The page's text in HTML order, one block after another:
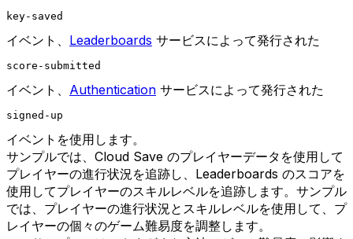
key-saved
イベント、 Leaderboards サービスによって発行された
score-submitted
イベント、 Authentication サービスによって発行された
signed-up
イベントを使用します。
サンプルでは、Cloud Save のプレイヤーデータを使用して
プレイヤーの進行状況を追跡し、Leaderboards のスコアを
使用してプレイヤーのスキルレベルを追跡します。サンプル
では、プレイヤーの進行状況とスキルレベルを使用して、プ
レイヤーの個々のゲーム難易度を調整します。